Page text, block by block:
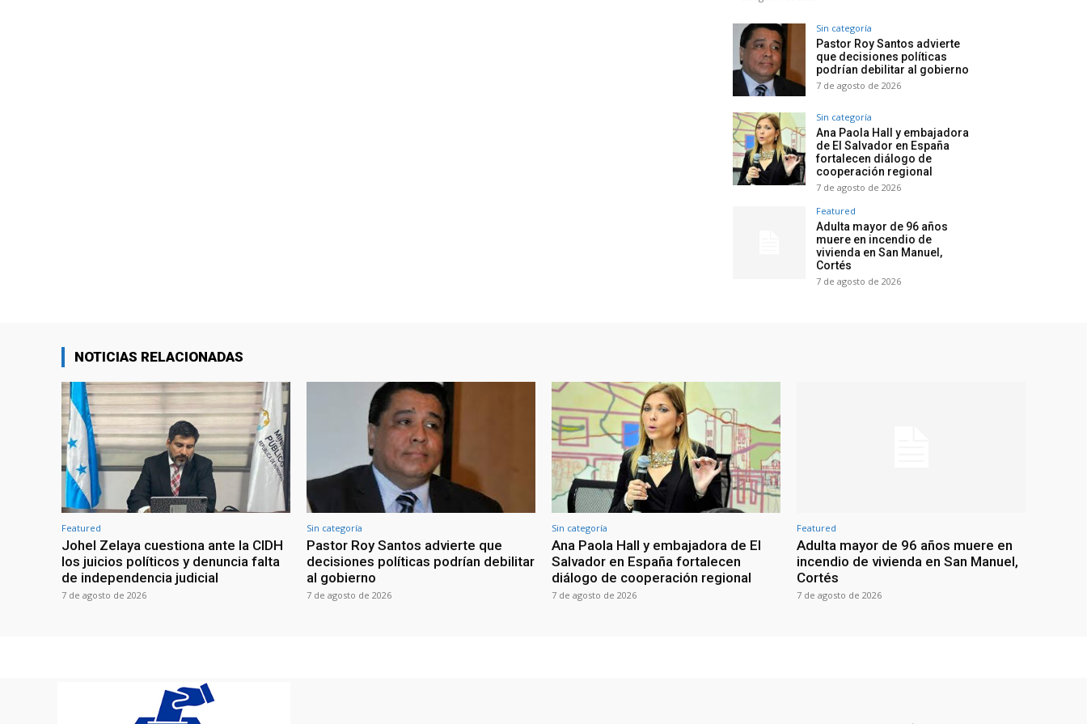
Sin categoría
Pastor Roy Santos advierte
que decisiones políticas
podrían debilitar al gobierno
7 de agosto de 2026
Sin categoría
Ana Paola Hall y embajadora
de El Salvador en España
fortalecen diálogo de
cooperación regional
7 de agosto de 2026
Featured
Adulta mayor de 96 años
muere en incendio de
vivienda en San Manuel,
Cortés
7 de agosto de 2026
NOTICIAS RELACIONADAS
Featured
Johel Zelaya cuestiona ante la CIDH
los juicios políticos y denuncia falta
de independencia judicial
7 de agosto de 2026
Sin categoría
Pastor Roy Santos advierte que
decisiones políticas podrían debilitar
al gobierno
7 de agosto de 2026
Sin categoría
Ana Paola Hall y embajadora de El
Salvador en España fortalecen
diálogo de cooperación regional
7 de agosto de 2026
Featured
Adulta mayor de 96 años muere en
incendio de vivienda en San Manuel,
Cortés
7 de agosto de 2026